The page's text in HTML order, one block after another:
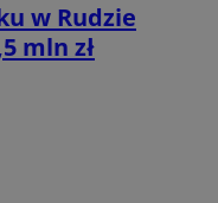
w Rudzie
mln zł